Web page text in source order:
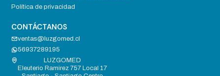
Política de privacidad
CONTÁCTANOS
ventas@luzgomed.cl
56937289195
LUZGOMED
Eleuterio Ramirez 757 Local 17